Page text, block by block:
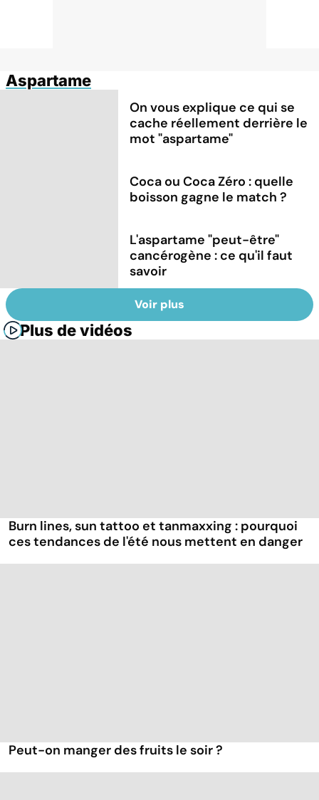
Aspartame
On vous explique ce qui se
cache réellement derrière le
mot "aspartame"
Coca ou Coca Zéro : quelle
boisson gagne le match ?
L'aspartame "peut-être"
cancérogène : ce qu'il faut
savoir
Voir plus
Plus de vidéos
Burn lines, sun tattoo et tanmaxxing : pourquoi
ces tendances de l'été nous mettent en danger
Peut-on manger des fruits le soir ?